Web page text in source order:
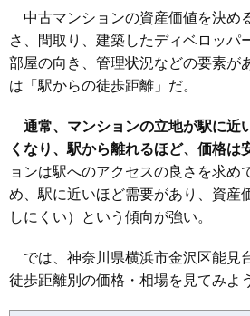
湘南金沢八景ハイツ1号館
住所 神奈川県横浜市金沢区六浦3
交通 金沢八景駅（20分）
相場 1,220万円～1,420
(17.7万円/㎡~20.6万円/㎡)
マンションナビで
無料一括査定を
住所 神奈川県横浜市金沢区六浦3
中古マンションの資産価値を決め
さ、間取り、建築したディベロッパ
部屋の向き、管理状況などの要素が
は「駅からの徒歩距離」だ。
通常、マンションの立地が駅に近
くなり、駅から離れるほど、価格は
ョンは駅へのアクセスの良さを求め
め、駅に近いほど需要があり、資産
しにくい）という傾向が強い。
では、神奈川県横浜市金沢区能見
徒歩距離別の価格・相場を見てみよ